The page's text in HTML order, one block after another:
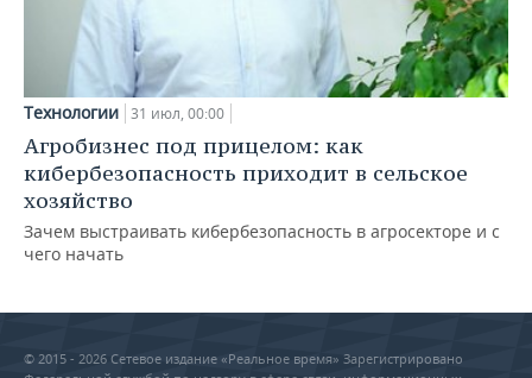
Технологии 31 июл, 00:00
Агробизнес под прицелом: как
кибербезопасность приходит в сельское
хозяйство
Зачем выстраивать кибербезопасность в агросекторе и с
чего начать
© 2015 - 2026 Сетевое издание «Реальное время» Зарегистрировано